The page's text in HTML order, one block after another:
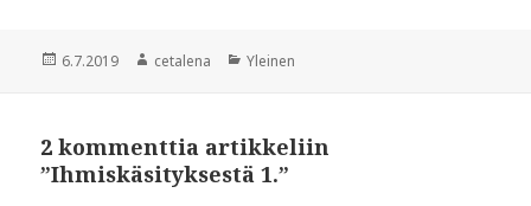
Julkaistu
6.7.2019 Kirjoittaja
cetalena Kategoriat
Yleinen
2 kommenttia artikkeliin
”Ihmiskäsityksestä 1.”